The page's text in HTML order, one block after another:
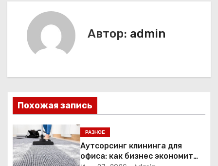
ц
и
я
п
Автор: admin
Похожая запись
РАЗНОЕ
Аутсорсинг клининга для
офиса: как бизнес экономит